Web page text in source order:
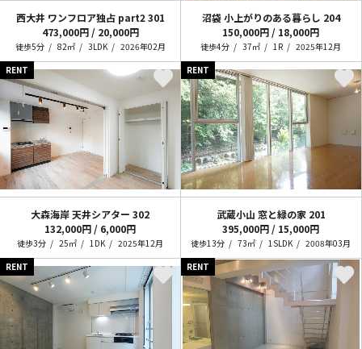
西大井 ワンフロア独占 part2 301
473,000円 / 20,000円
徒歩5分 82㎡ 3LDK 2026年02月
沼袋 小上がりのある暮らし 204
150,000円 / 18,000円
徒歩4分 37㎡ 1R
2025年12月
RENT
大森海岸 天井シアター 302
132,000円 / 6,000円
徒歩3分 25㎡ 1DK 2025年12月
RENT
武蔵小山 窓と緑の家 201
395,000円 / 15,000円
徒歩13分 73㎡ 1SLDK
2008年03月
RENT
RENT